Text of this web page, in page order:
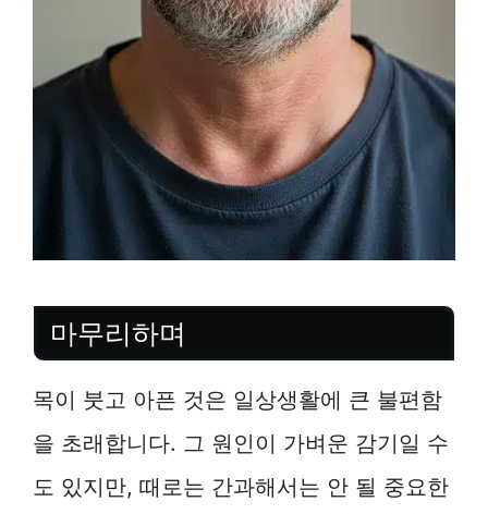
마무리하며
목이 붓고 아픈 것은 일상생활에 큰 불편함
을 초래합니다. 그 원인이 가벼운 감기일 수
도 있지만, 때로는 간과해서는 안 될 중요한